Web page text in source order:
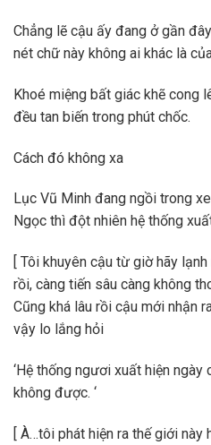
Chẳng lẽ cậu ấy đang ở gần
nét chữ này không ai khác là
Khoé miệng bất giác khẽ cong
đều tan biến trong phút chốc.
Cách đó không xa
Lục Vũ Minh đang ngồi trong
Ngọc thì đột nhiên hệ thống
[ Tôi khuyên cậu từ giờ hãy
rồi, càng tiến sâu càng không
Cũng khá lâu rồi cậu mới nhận
vậy lo lắng hỏi
‘Hệ thống ngươi xuất hiện
không được. ‘
[ À…tôi phát hiện ra thế giới này